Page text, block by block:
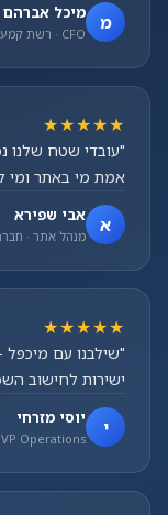
מ מיכל אברהם
CFO · רשת קמעונאות · 15 סניפים
★★★★★
אמת מי באתר ומי
א אבי שפירא
מנהל אתר · חברת בינוי
★★★★★
"שילבנו עם מיכפל
ישירות לחישוב השכר. חסכנו 2
י יוסי מזרחי
VP Operations · חברת לוגיסטיקה · 350 עובדים